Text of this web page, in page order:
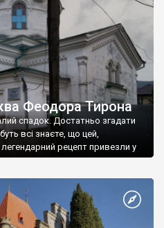
Феодора Тирона
спадок. Достатньо згадати
всі знаєте, що цей,
легендарний рецепт привезли у